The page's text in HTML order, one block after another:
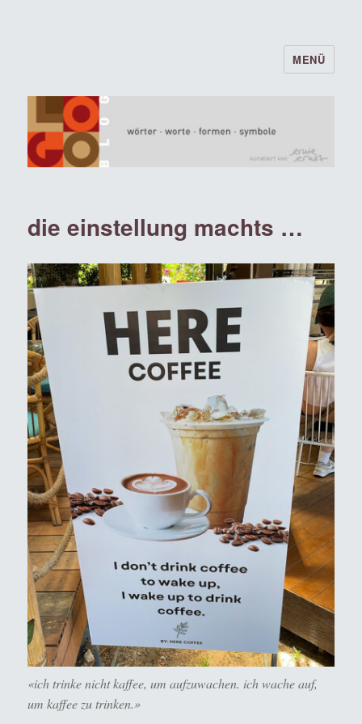
logoblog · · · wörter · worte · formen ·
symbole · · ·
MENÜ
die einstellung machts …
«ich trinke nicht kaffee, um aufzuwachen. ich wache auf,
um kaffee zu trinken.»